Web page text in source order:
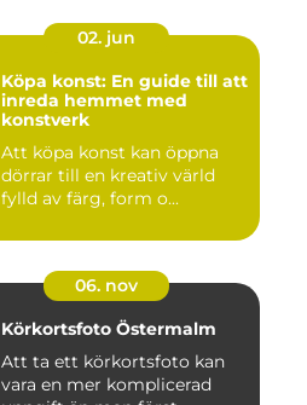
02. jun
Köpa konst: En guide till att
inreda hemmet med
konstverk
Att köpa konst kan öppna
dörrar till en kreativ värld
fylld av färg, form o...
06. nov
Körkortsfoto Östermalm
Att ta ett körkortsfoto kan
vara en mer komplicerad